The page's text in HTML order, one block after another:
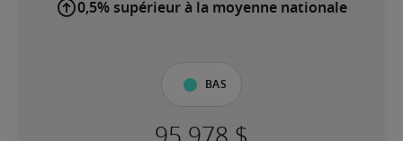
0,5% supérieur à la moyenne nationale
Bas